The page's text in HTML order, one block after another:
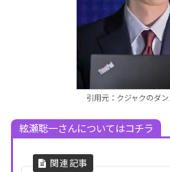
引用元：クジャクのダ
絃瀬聡一さんについてはコチラ